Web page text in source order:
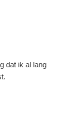
dat ik al lang